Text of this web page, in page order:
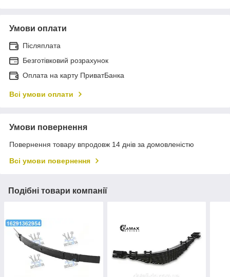
Умови оплати
Післяплата
Безготівковий розрахунок
Оплата на карту ПриватБанка
Всі умови оплати
Умови повернення
Повернення товару впродовж 14 днів за домовленістю
Всі умови повернення
Подібні товари компанії